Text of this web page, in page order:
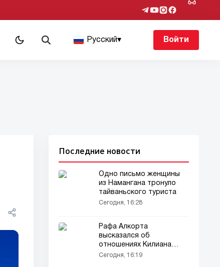
Русский▾ Войти
Последние новости
Одно письмо женщины
из Намангана тронуло
тайваньского туриста
Сегодня, 16:28
Рафа Алкорта
высказался об
отношениях Килиана
Мбаппе и Винисиуса
Сегодня, 16:19